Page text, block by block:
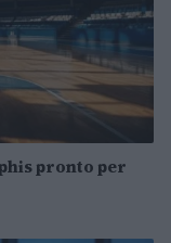
pronto per